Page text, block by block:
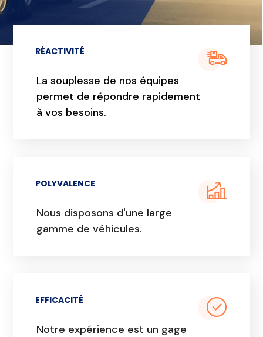
RÉACTIVITÉ
La souplesse de nos équipes
permet de répondre rapidement
à vos besoins.
POLYVALENCE
Nous disposons d'une large
gamme de véhicules.
EFFICACITÉ
Notre expérience est un gage